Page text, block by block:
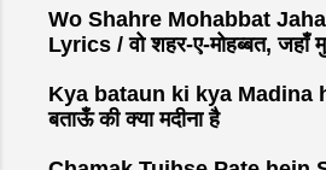
C
o
m
e
n
Wo Shahre Mohabbat
Lyrics / वो शहर-ए-मोहब्बत, जहाँ
Kya bataun ki kya Madina
बताऊँ की क्या मदीना है